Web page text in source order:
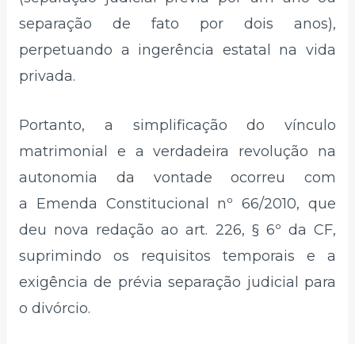
separação de fato por dois anos),
perpetuando a ingerência estatal na vida
privada.
Portanto, a simplificação do vínculo
matrimonial e a verdadeira revolução na
autonomia da vontade ocorreu com
a Emenda Constitucional nº 66/2010, que
deu nova redação ao art. 226, § 6º da CF,
suprimindo os requisitos temporais e a
exigência de prévia separação judicial para
o divórcio.